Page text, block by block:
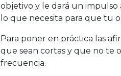
objetivo y le dará un
lo que necesita para que tu
Para poner en práctica las
que sean cortas y que no te
frecuencia.